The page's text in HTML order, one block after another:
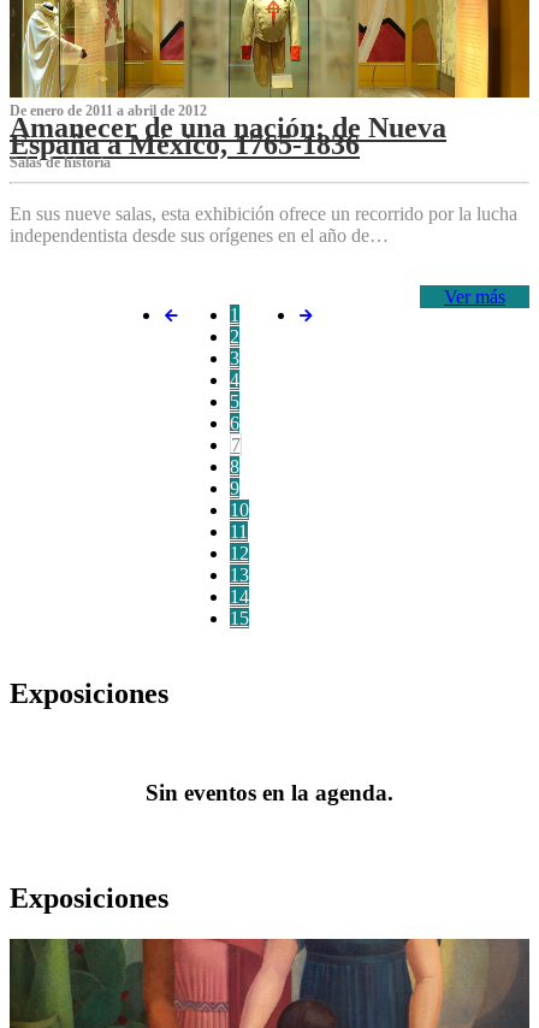
De enero de 2011 a abril de 2012
Amanecer de una nación: de Nueva
España a México, 1765-1836
Salas de historia
En sus nueve salas, esta exhibición ofrece un recorrido por la lucha
independentista desde sus orígenes en el año de…
Ver más
1
2
3
4
5
6
7
8
9
10
11
12
13
14
15
Exposiciones
Sin eventos en la agenda.
Exposiciones